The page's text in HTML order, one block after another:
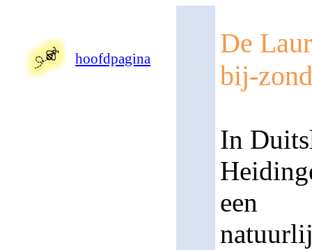
hoofdpagina
De
bij-
In
een